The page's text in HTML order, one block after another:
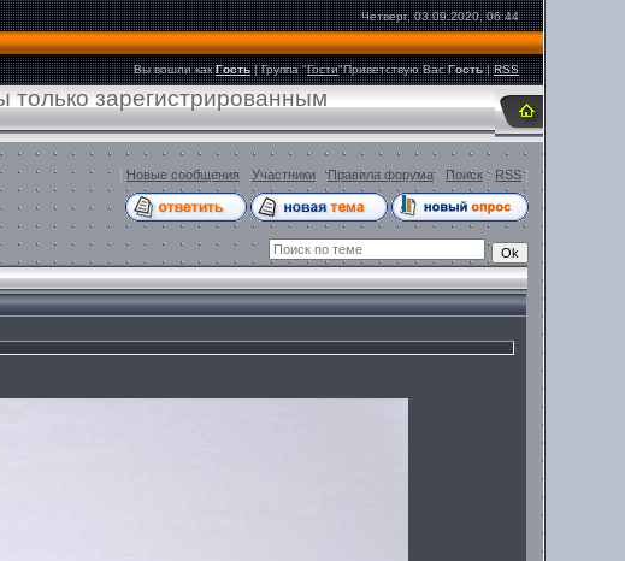
Четверг, 03.09.2020, 06:44
Вы вошли как Гость|Группа"Гости"Приветствую Вас Гость |RSS
только зарегистрированным
[ Новые сообщения Участники ·Правила форума· Поиск · RSS]